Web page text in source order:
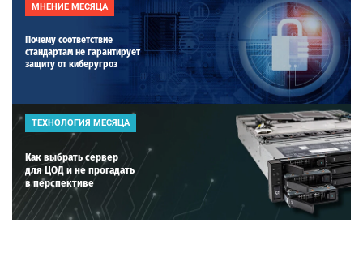
МНЕНИЕ МЕСЯЦА
Почему соответствие
стандартам не гарантирует
защиту от киберугроз
ТЕХНОЛОГИЯ МЕСЯЦА
Как выбрать сервер
для ЦОД и не прогадать
в перспективе